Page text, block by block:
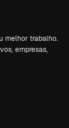
melhor trabalho.
empresas,